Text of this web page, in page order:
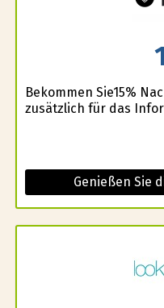
Bekommen Sie15%
zusätzlich für das
Genießen Sie